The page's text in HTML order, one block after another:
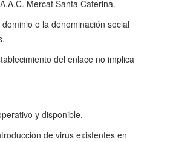
Mercat Santa Caterina.
o la denominación social
del enlace no implica
y disponible.
de virus existentes en